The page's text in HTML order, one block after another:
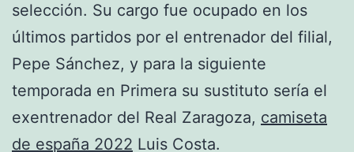
selección. Su cargo fue ocupado en los
últimos partidos por el entrenador del filial,
Pepe Sánchez, y para la siguiente
temporada en Primera su sustituto sería el
exentrenador del Real Zaragoza, camiseta
de españa 2022 Luis Costa.